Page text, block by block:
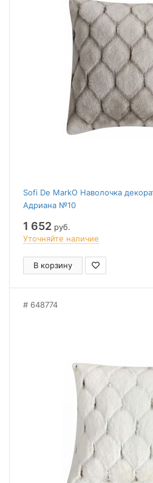
Sofi De MarkO Наволочка
Адриана №10
1 652 руб.
Уточняйте наличие
В корзину
648774